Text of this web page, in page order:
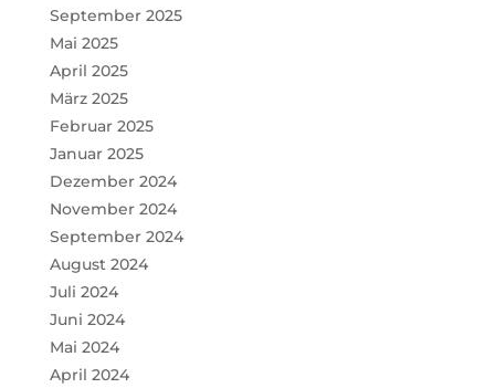
September 2025
Mai 2025
April 2025
März 2025
Februar 2025
Januar 2025
Dezember 2024
November 2024
September 2024
August 2024
Juli 2024
Juni 2024
Mai 2024
April 2024